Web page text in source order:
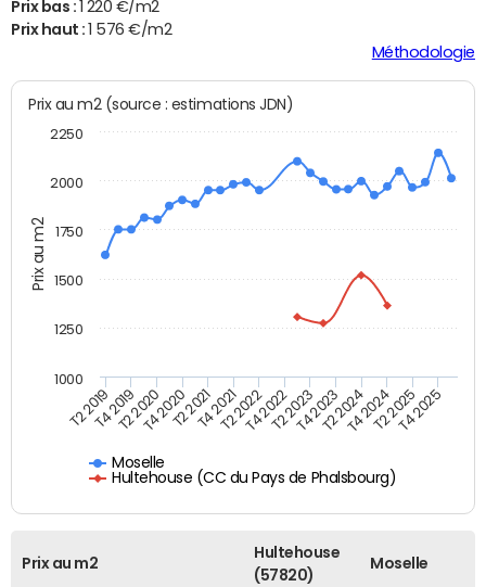
Prix bas : 1 220 €/m2
Prix haut :1 576 €/m2
Méthodologie
Prix au m2
Prix au m2 (source : estimations JDN)
Moselle
Hultehouse (CC du Pays de Phalsbourg)
T2 2019T4 2019T2 2020T4 2020T2 2021T4 2021T2 2022T4 2022T2 2023T4 2023T2 2024T4 2024T2 2025T4 2025
1000
1250
1500
1750
2000
2250
Prix au m2
Hultehouse
(57820)
Moselle